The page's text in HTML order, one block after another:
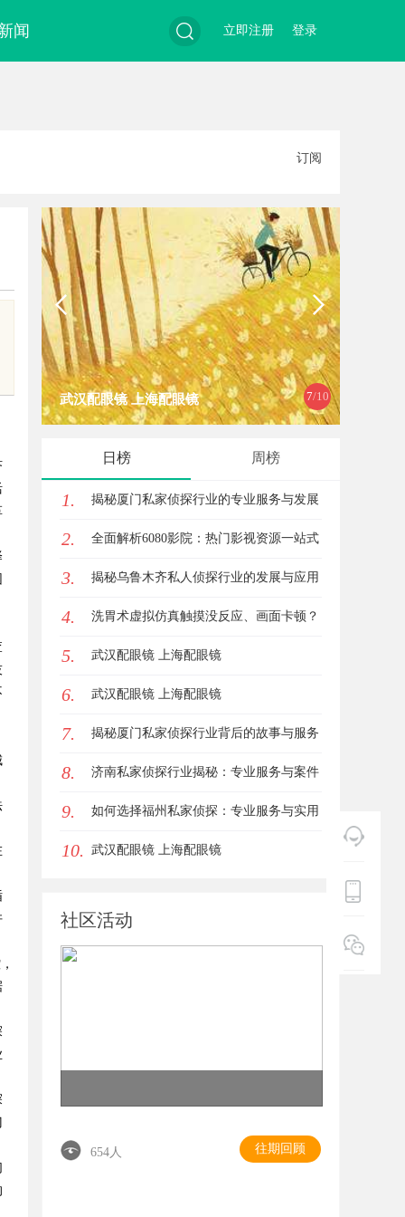
闻 登录
立即注册
订阅
8/10
武汉配眼镜 上海配眼镜 武汉配眼镜 上海
日榜 周榜
1. 揭秘厦门私家侦探行业的专业服务与发展
趋势
2. 全面解析6080影院：热门影视资源一站式
观看体验
3. 揭秘乌鲁木齐私人侦探行业的发展与应用
前景
4. 洗胃术虚拟仿真触摸没反应、画面卡顿？
立方幻境破解难题
5. 武汉配眼镜 上海配眼镜
6. 武汉配眼镜 上海配眼镜
7. 揭秘厦门私家侦探行业背后的故事与服务
价值
8. 济南私家侦探行业揭秘：专业服务与案件
解析全方位指南
9. 如何选择福州私家侦探：专业服务与实用
指南详解
10. 武汉配眼镜 上海配眼镜
社区活动
654人 往期回顾